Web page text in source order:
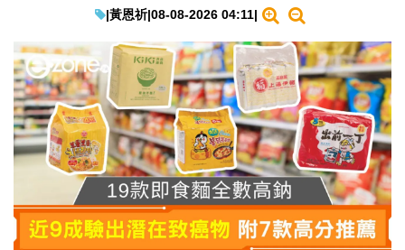
教學評測
EduTech
IT Times
生成式AI與雲端應用
Enterprise Digital Transformation
特集
|黃恩祈|08-08-2026 04:11|